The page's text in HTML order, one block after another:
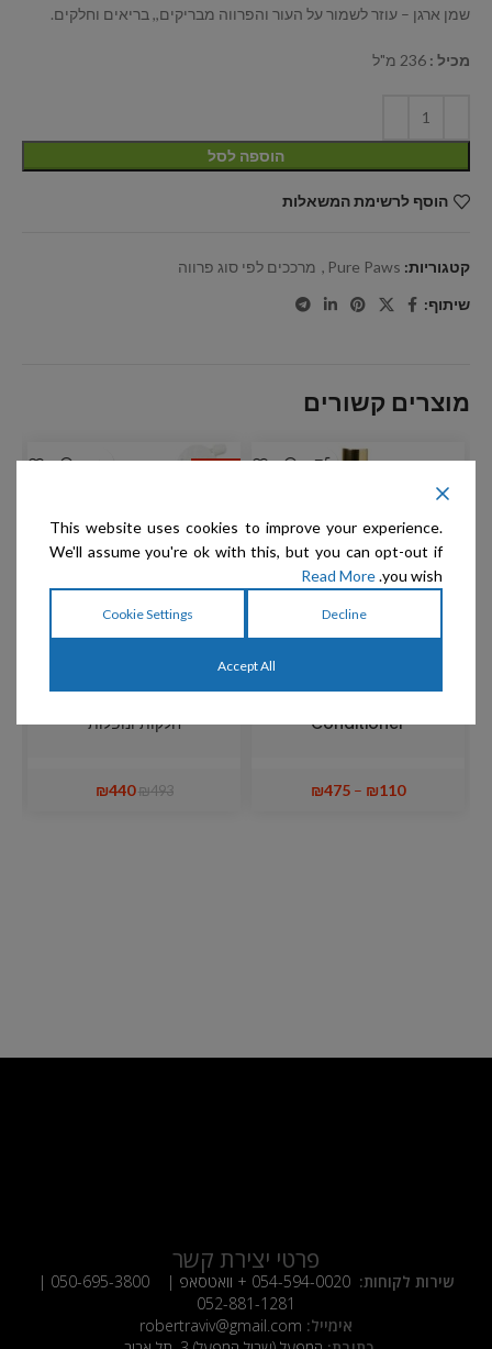
שמן ארגן – עוזר לשמור על העור והפרווה מבריקים,, בריאים וחלקים.
מכיל :
הוספה לסל
הוסף לרשימת המשאלות
קטגוריות: Pure Paws
, מרככים לפי סוג פרווה
שיתוף:
מוצרים קשורים
Conditioner
₪110
–
₪475
חלקות ונופלות
₪493
₪440
פרטי יצירת קשר
שירות לקוחות: 054-594-0020 + וואטסאפ | 050-695-3800
|
052-881-1281
אימייל: robertraviv@gmail.com
This website uses cookies to improve your experience.
We'll assume you're ok with this, but you can opt-out if
you wish.
Read More
Decline
Cookie Settings
Accept All